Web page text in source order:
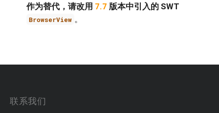
作为替代，请改用 7.7 版本中引入的 SWT
BrowserView 。
联系我们